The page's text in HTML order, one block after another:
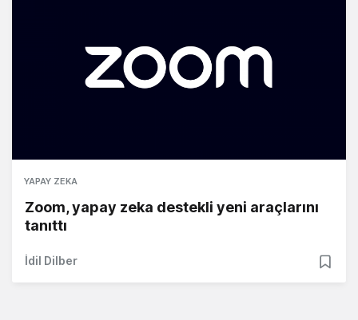
YAPAY ZEKA
Zoom, yapay zeka destekli yeni araçlarını
tanıttı
İdil Dilber